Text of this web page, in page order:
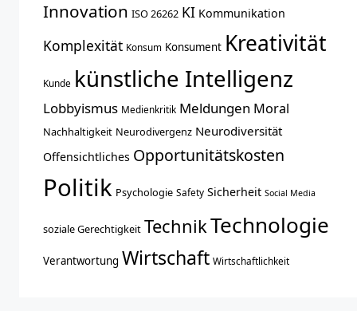
Innovation ISO 26262 KI Kommunikation
Komplexität Konsum Konsument Kreativität
Kunde künstliche Intelligenz
Lobbyismus Medienkritik Meldungen Moral
Nachhaltigkeit Neurodivergenz Neurodiversität
Offensichtliches Opportunitätskosten
Politik Psychologie Safety Sicherheit Social Media
soziale Gerechtigkeit TechnikTechnologie
Verantwortung Wirtschaft Wirtschaftlichkeit